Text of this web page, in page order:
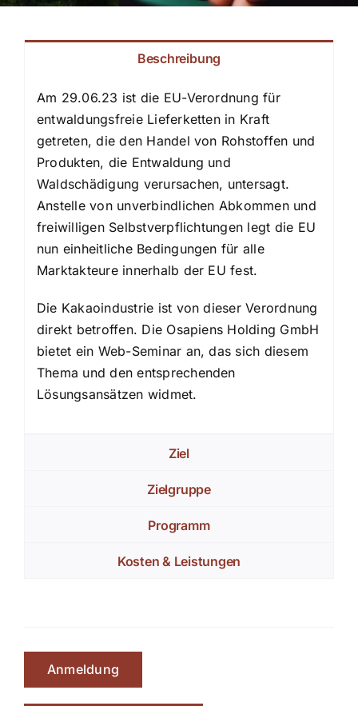
Beschreibung
Am 29.06.23 ist die EU-Verordnung für
entwaldungsfreie Lieferketten in Kraft
getreten, die den Handel von Rohstoffen und
Produkten, die Entwaldung und
Waldschädigung verursachen, untersagt.
Anstelle von unverbindlichen Abkommen und
freiwilligen Selbstverpflichtungen legt die EU
nun einheitliche Bedingungen für alle
Marktakteure innerhalb der EU fest.
Die Kakaoindustrie ist von dieser Verordnung
direkt betroffen. Die Osapiens Holding GmbH
bietet ein Web-Seminar an, das sich diesem
Thema und den entsprechenden
Lösungsansätzen widmet.
Ziel
Zielgruppe
Programm
Kosten & Leistungen
Anmeldung